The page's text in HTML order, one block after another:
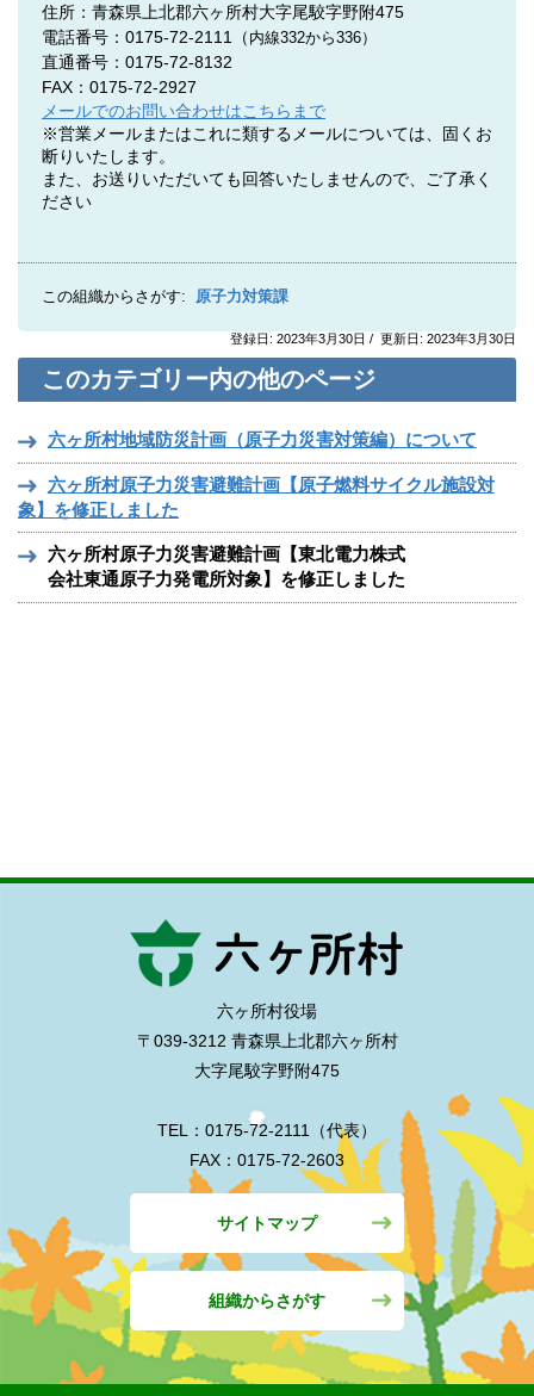
住所：青森県上北郡六ヶ所村大字尾駮字野附475
電話番号：0175-72-2111
（ 内線332から336）
直通番号： 0175-72-8132
FAX：0175-72-2927
メールでのお問い合わせはこちらまで
※営業メールまたはこれに類するメールについては、固くお
断りいたします。
また、お送りいただいても回答いたしませんので、ご了承く
ださい
この組織からさがす: 原子力対策課
登録日: 2023年3月30日 / 更新日: 2023年3月30日
このカテゴリー内の他のページ
六ヶ所村地域防災計画（原子力災害対策編）について
六ヶ所村原子力災害避難計画【原子燃料サイクル施設対
象】を修正しました
六ヶ所村原子力災害避難計画【東北電力株式
会社東通原子力発電所対象】を修正しました
六ヶ所村役場
〒039-3212 青森県上北郡六ヶ所村
大字尾駮字野附475
TEL：0175-72-2111（代表）
FAX：0175-72-2603
サイトマップ
組織からさがす